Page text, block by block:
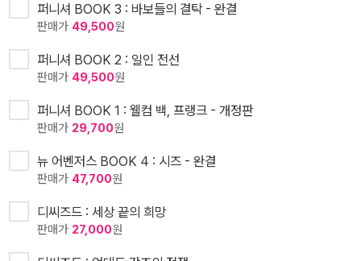
퍼니셔 BOOK 3 : 바보들의 결탁 - 완결
판매가 49,500원
퍼니셔 BOOK 2 : 일인 전선
판매가 49,500원
퍼니셔 BOOK 1 : 웰컴 백, 프랭크 - 개정판
판매가 29,700원
뉴 어벤저스 BOOK 4 : 시즈 - 완결
판매가 47,700원
디씨즈드 : 세상 끝의 희망
판매가 27,000원